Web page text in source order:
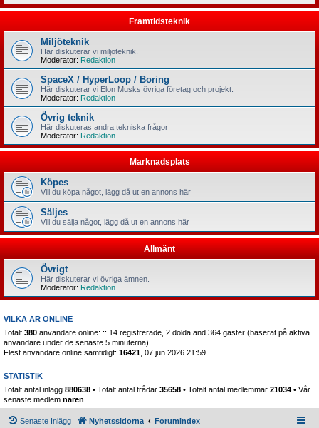
Framtidsteknik
Miljöteknik
Här diskuterar vi miljöteknik.
Moderator: Redaktion
SpaceX / HyperLoop / Boring
Här diskuterar vi Elon Musks övriga företag och projekt.
Moderator: Redaktion
Övrig teknik
Här diskuteras andra tekniska frågor
Moderator: Redaktion
Marknadsplats
Köpes
Vill du köpa något, lägg då ut en annons här
Säljes
Vill du sälja något, lägg då ut en annons här
Allmänt
Övrigt
Här diskuterar vi övriga ämnen.
Moderator: Redaktion
VILKA ÄR ONLINE
Totalt 380 användare online: :: 14 registrerade, 2 dolda and 364 gäster (baserat på aktiva
användare under de senaste 5 minuterna)
Flest användare online samtidigt: 16421 , 07 jun 2026 21:59
STATISTIK
Totalt antal inlägg 880638 • Totalt antal trådar 35658 • Totalt antal medlemmar 21034 • Vår
senaste medlem naren
Senaste Inlägg Nyhetssidorna Forumindex